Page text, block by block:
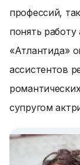
профессий,
понять
«Атлантида»
ассистентов
супругом